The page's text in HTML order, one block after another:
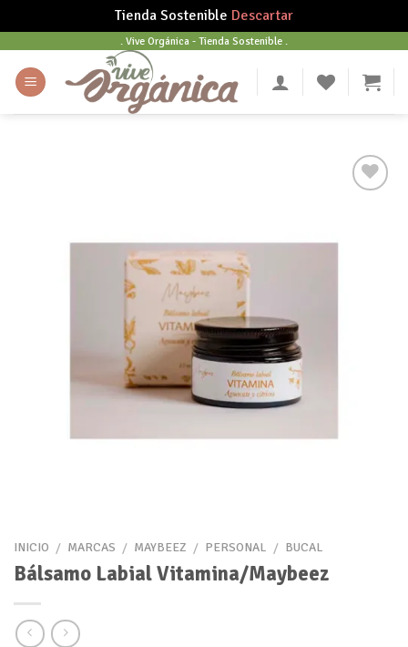
Tienda Sostenible Descartar
content
. Vive Orgánica - Tienda Sostenible .
INICIO / MARCAS / MAYBEEZ / PERSONAL / BUCAL
Bálsamo Labial Vitamina/Maybeez